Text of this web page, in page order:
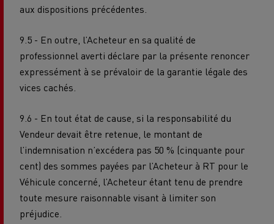
aux dispositions précédentes.
9.5 - En outre, l’Acheteur en sa qualité de
professionnel averti déclare par la présente renoncer
expressément à se prévaloir de la garantie légale des
vices cachés.
9.6 - En tout état de cause, si la responsabilité du
Vendeur devait être retenue, le montant de
l’indemnisation n’excédera pas 50 % (cinquante pour
cent) des sommes payées par l’Acheteur à RT pour le
Véhicule concerné, l’Acheteur étant tenu de prendre
toute mesure raisonnable visant à limiter son
préjudice.